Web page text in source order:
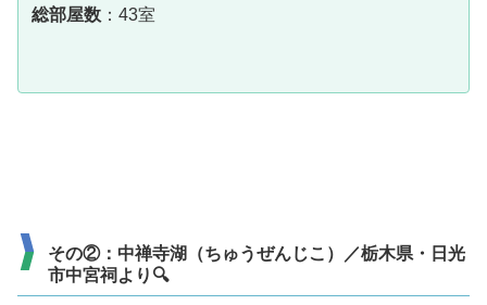
総部屋数 ：43室
その②：中禅寺湖（ちゅうぜんじこ）／栃木県・日光
市中宮祠より🔍